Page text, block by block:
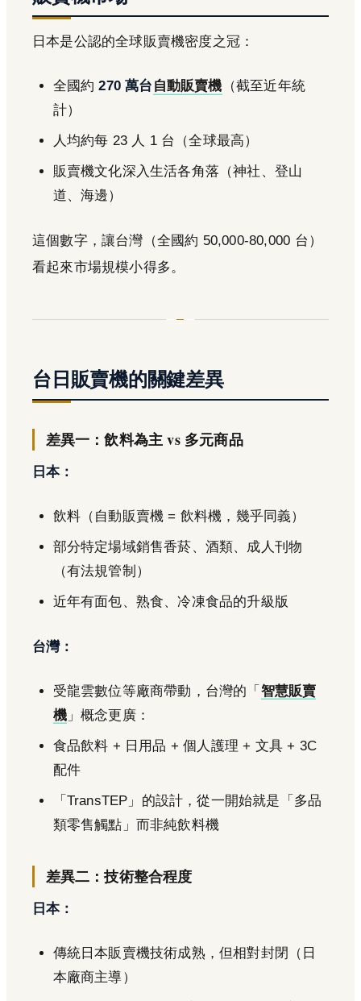
日本是公認的全球販賣機密度之冠：
全國約270 萬台 自動販賣機 （截至近年統
計）
人均約每 23 人 1 台（全球最高）
販賣機文化深入生活各角落（神社、登山
道、海邊）
這個數字，讓台灣（全國約 50,000-80,000 台）
看起來市場規模小得多。
台日販賣機的關鍵差異
差異一：飲料為主 vs 多元商品
日本：
飲料（自動販賣機 = 飲料機，幾乎同義）
部分特定場域銷售香菸、酒類、成人刊物
（有法規管制）
近年有面包、熟食、冷凍食品的升級版
台灣：
受龍雲數位等廠商帶動，台灣的「 智慧販賣
機」概念更廣：
食品飲料 + 日用品 + 個人護理 + 文具 + 3C
配件
「TransTEP」的設計，從一開始就是「多品
類零售觸點」而非純飲料機
差異二：技術整合程度
日本：
傳統日本販賣機技術成熟，但相對封閉（日
本廠商主導）